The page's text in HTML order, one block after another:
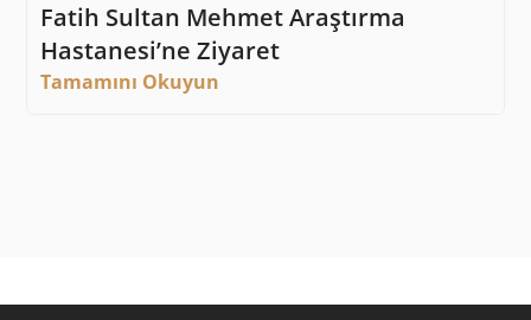
Fatih Sultan Mehmet Araştırma
Hastanesi’ne Ziyaret
Tamamını Okuyun